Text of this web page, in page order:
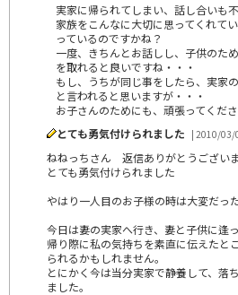
実家に帰られてしまい、話し合いも
家族をこんなに大切に思ってくれて
っているのですかね？
一度、きちんとお話しし、子供のた
を取れると良いですね・・・
もし、うちが同じ事をしたら、実家
と言われると思いますが・・・
お子さんのためにも、頑張ってくださ
とても勇気付けられました | 2010/03/
ねねっちさん 返信ありがとうござい
とても勇気付けられました
やはり一人目のお子様の時は大変だっ
今日は妻の実家へ行き、妻と子供に逢っ
帰り際に私の気持ちを素直に伝えたと
られるかもしれません。
とにかく今は当分実家で静養して、落
ました。